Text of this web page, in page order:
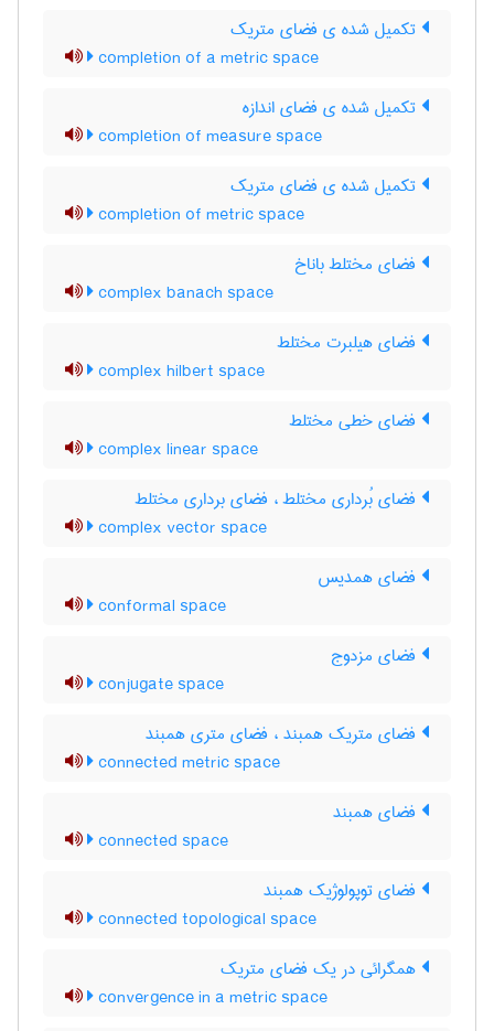
تکمیل شده ی فضای متریک
completion of a metric space
تکمیل شده ی فضای اندازه
completion of measure space
تکمیل شده ی فضای متریک
completion of metric space
فضای مختلط باناخ
complex banach space
فضای هیلبرت مختلط
complex hilbert space
فضای خطی مختلط
complex linear space
فضای بُرداری مختلط ، فضای برداری مختلط
complex vector space
فضای همدیس
conformal space
فضای مزدوج
conjugate space
فضای متریک همبند ، فضای متری همبند
connected metric space
فضای همبند
connected space
فضای توپولوژیک همبند
connected topological space
همگرائی در یک فضای متریک
convergence in a metric space